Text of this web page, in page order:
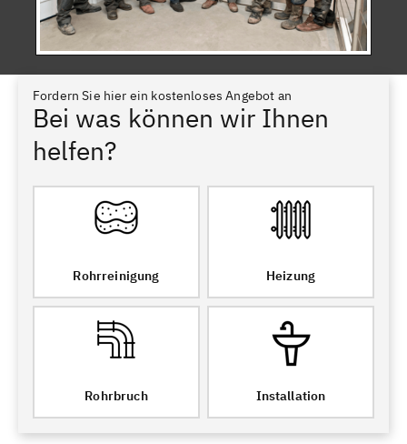
Fordern Sie hier ein kostenloses Angebot an
Bei was können wir Ihnen
helfen?
Rohrreinigung Heizung
Rohrbruch Installation